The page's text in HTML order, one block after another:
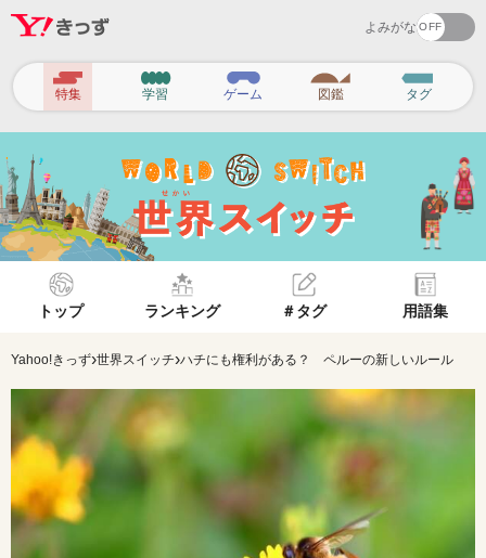
よみがな
ヘ
ッ
ー
ナ
ビ
シ
ョ
ン
特集 学習 ゲーム 図鑑 タグ
トップ ランキング ＃タグ 用語集
Yahoo!きっず›世界スイッチ›ハチにも権利がある？ ペルーの新しいルール